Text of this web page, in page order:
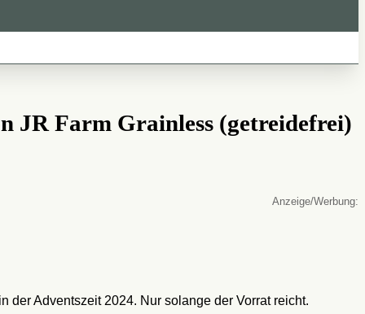
JR Farm Grainless (getreidefrei)
:
Adventszeit 2024. Nur solange der Vorrat reicht.